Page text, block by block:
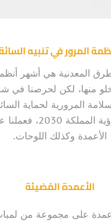
المرور في تنبيه
المعدنية هي أشهر
منها، لكن لحرصنا في
المرورية لحماية
وكذلك لتحقيق رؤية
الأعمدة وكذلك اللوحات.
الأعمدة المُضيئة